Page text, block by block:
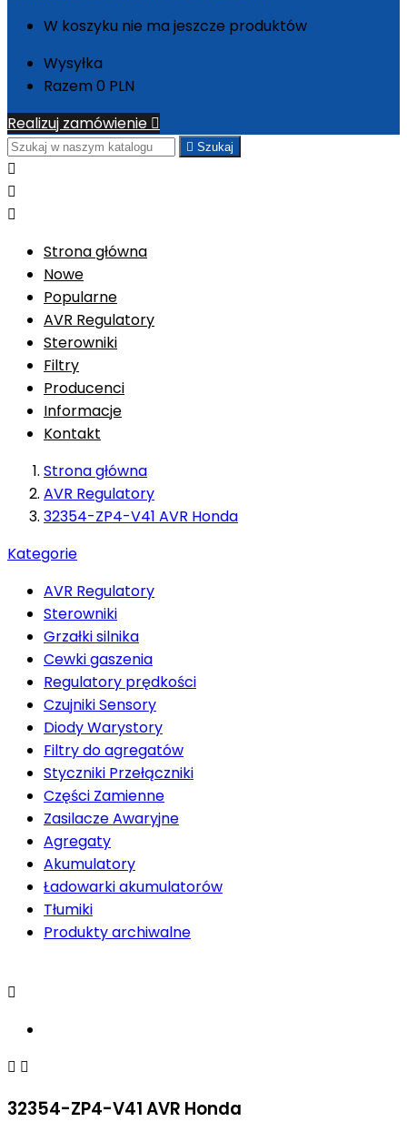
W koszyku nie ma jeszcze produktów
Wysyłka
Razem 0 PLN
Realizuj zamówienie 
 Szukaj



Strona główna
Nowe
Popularne
AVR Regulatory
Sterowniki
Filtry
Producenci
Informacje
Kontakt
Strona główna
AVR Regulatory
32354-ZP4-V41 AVR Honda
Kategorie
AVR Regulatory
Sterowniki
Grzałki silnika
Cewki gaszenia
Regulatory prędkości
Czujniki Sensory
Diody Warystory
Filtry do agregatów
Styczniki Przełączniki
Części Zamienne
Zasilacze Awaryjne
Agregaty
Akumulatory
Ładowarki akumulatorów
Tłumiki
Produkty archiwalne

 
32354-ZP4-V41 AVR Honda